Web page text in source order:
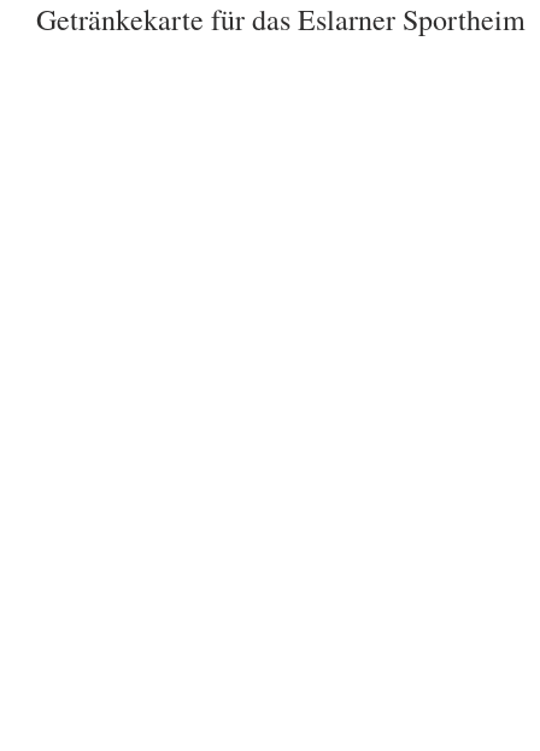
Getränkekarte für das Eslarner Sportheim